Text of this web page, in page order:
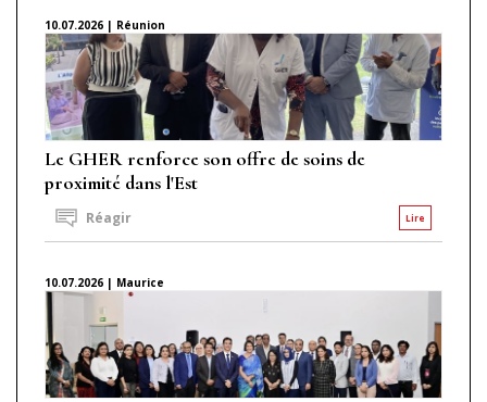
10.07.2026 | Réunion
Le GHER renforce son offre de soins de
proximité dans l'Est
Lire
Réagir
10.07.2026 | Maurice